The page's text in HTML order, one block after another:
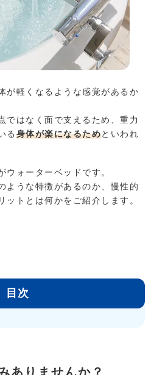
が軽くなるような感覚があるか
ではなく面で支えるため、重力
る 身体が楽になるためといわれ
ウォーターベッドです。
ような特徴があるのか、慢性的
ットとは何かをご紹介します。
目次
ありませんか？